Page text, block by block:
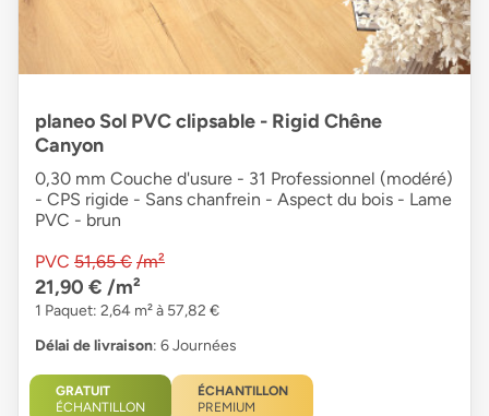
planeo Sol PVC clipsable - Rigid Chêne
Canyon
0,30 mm Couche d'usure - 31 Professionnel (modéré)
- CPS rigide - Sans chanfrein - Aspect du bois - Lame
PVC - brun
PVC 51,65 € /m²
21,90 € /m²
1 Paquet: 2,64 m² à 57,82 €
Délai de livraison: 6 Journées
GRATUIT
ÉCHANTILLON
ÉCHANTILLON
PREMIUM